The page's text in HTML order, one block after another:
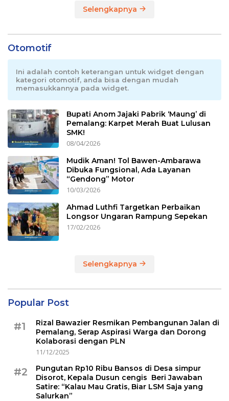
Selengkapnya
Otomotif
Ini adalah contoh keterangan untuk widget dengan
kategori otomotif, anda bisa dengan mudah
memasukkannya pada widget.
Bupati Anom Jajaki Pabrik ‘Maung’ di
Pemalang: Karpet Merah Buat Lulusan
SMK!
08/04/2026
Mudik Aman! Tol Bawen-Ambarawa
Dibuka Fungsional, Ada Layanan
“Gendong” Motor
10/03/2026
Ahmad Luthfi Targetkan Perbaikan
Longsor Ungaran Rampung Sepekan
17/02/2026
Selengkapnya
Popular Post
#1
Rizal Bawazier Resmikan Pembangunan Jalan di
Pemalang, Serap Aspirasi Warga dan Dorong
Kolaborasi dengan PLN
11/12/2025
#2
Pungutan Rp10 Ribu Bansos di Desa simpur
Disorot, Kepala Dusun cengis Beri Jawaban
Satire: “Kalau Mau Gratis, Biar LSM Saja yang
Salurkan”